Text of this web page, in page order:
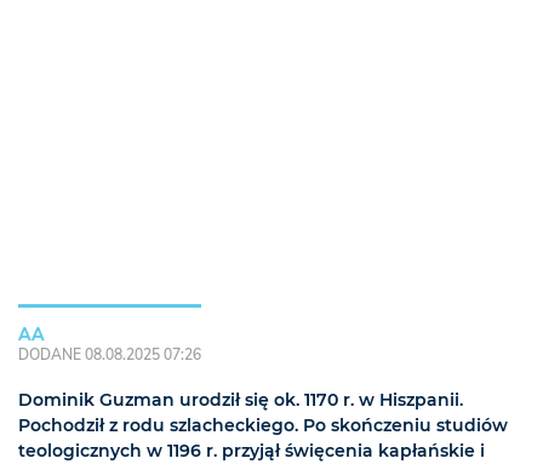
AA
DODANE 08.08.2025 07:26
Dominik Guzman urodził się ok. 1170 r. w Hiszpanii.
Pochodził z rodu szlacheckiego. Po skończeniu studiów
teologicznych w 1196 r. przyjął święcenia kapłańskie i